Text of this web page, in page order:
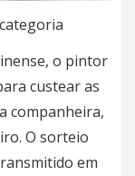
o pintor
custear as
companheira,
O sorteio
em